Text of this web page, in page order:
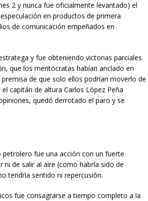
2 y nunca fue oficialmente levantado) el
en productos de primera
de comunicación empeñados en
y fue obteniendo victorias parciales.
que los meritócratas habían anclado en
de que solo ellos podrían moverlo de
capitán de altura Carlos López Peña
quedó derrotado el paro y se
petrolero fue una acción con un fuerte
de salir al aire (como habría sido de
tendría sentido ni repercusión.
fue consagrarse a tiempo completo a la